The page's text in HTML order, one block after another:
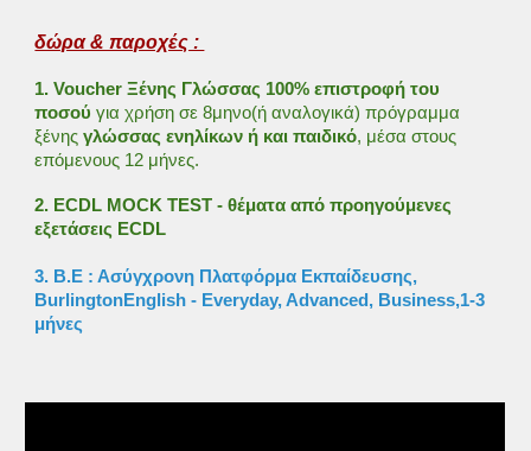
δώρα & παροχές :
1. Voucher Ξένης Γλώσσας 100% επιστροφή του
ποσούγια χρήση σε 8μηνο(ή αναλογικά) πρόγραμμα
ξένηςγλώσσας ενηλίκων ή και παιδικό, μέσα στους
επόμενους 12 μήνες.
2. ECDL MOCK TEST - θέματα από προηγούμενες
εξετάσεις ECDL
3. Β.Ε : Ασύγχρονη Πλατφόρμα Εκπαίδευσης,
BurlingtonEnglish - Everyday, Advanced, Business,1-3
μήνες